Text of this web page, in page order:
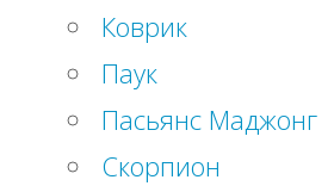
Коврик
Паук
Пасьянс Маджонг
Скорпион